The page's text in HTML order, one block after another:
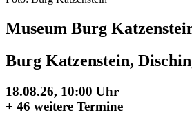
Museum Burg
Burg Katzenstein,
18.08.26, 10:00 Uhr
+ 46 weitere Termine